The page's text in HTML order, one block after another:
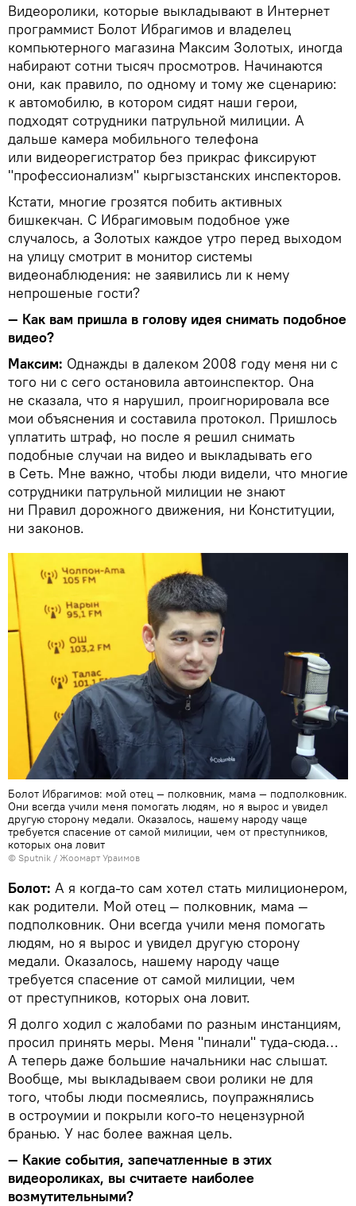
Видеоролики, которые выкладывают в Интернет
программист Болот Ибрагимов и владелец
компьютерного магазина Максим Золотых, иногда
набирают сотни тысяч просмотров. Начинаются
они, как правило, по одному и тому же сценарию:
к автомобилю, в котором сидят наши герои,
подходят сотрудники патрульной милиции. А
дальше камера мобильного телефона
или видеорегистратор без прикрас фиксируют
"профессионализм" кыргызстанских инспекторов.
Кстати, многие грозятся побить активных
бишкекчан. С Ибрагимовым подобное уже
случалось, а Золотых каждое утро перед выходом
на улицу смотрит в монитор системы
видеонаблюдения: не заявились ли к нему
непрошеные гости?
— Как вам пришла в голову идея снимать подобное
видео?
Максим: Однажды в далеком 2008 году меня ни с
того ни с сего остановила автоинспектор. Она
не сказала, что я нарушил, проигнорировала все
мои объяснения и составила протокол. Пришлось
уплатить штраф, но после я решил снимать
подобные случаи на видео и выкладывать его
в Сеть. Мне важно, чтобы люди видели, что многие
сотрудники патрульной милиции не знают
ни Правил дорожного движения, ни Конституции,
ни законов.
Болот Ибрагимов: мой отец — полковник, мама — подполковник.
Они всегда учили меня помогать людям, но я вырос и увидел
другую сторону медали. Оказалось, нашему народу чаще
требуется спасение от самой милиции, чем от преступников,
которых она ловит
© Sputnik / Жоомарт Ураимов
Болот: А я когда-то сам хотел стать милиционером,
как родители. Мой отец — полковник, мама —
подполковник. Они всегда учили меня помогать
людям, но я вырос и увидел другую сторону
медали. Оказалось, нашему народу чаще
требуется спасение от самой милиции, чем
от преступников, которых она ловит.
Я долго ходил с жалобами по разным инстанциям,
просил принять меры. Меня "пинали" туда-сюда…
А теперь даже большие начальники нас слышат.
Вообще, мы выкладываем свои ролики не для
того, чтобы люди посмеялись, поупражнялись
в остроумии и покрыли кого-то нецензурной
бранью. У нас более важная цель.
— Какие события, запечатленные в этих
видеороликах, вы считаете наиболее
возмутительными?